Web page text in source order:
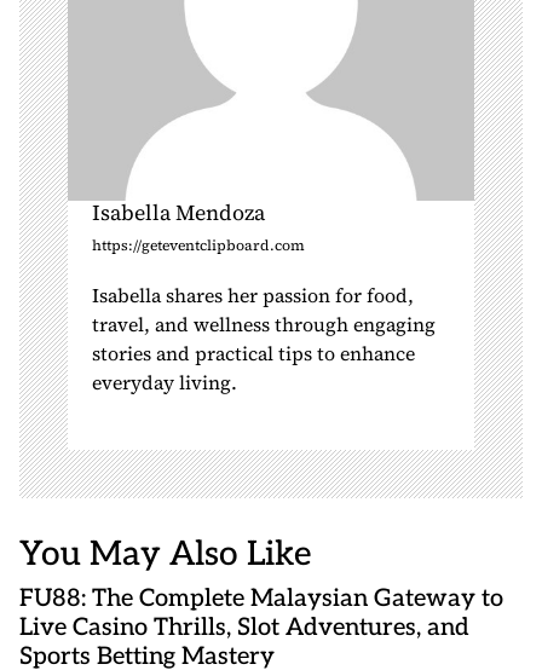
Isabella Mendoza
https://geteventclipboard.com
Isabella shares her passion for food,
travel, and wellness through engaging
stories and practical tips to enhance
everyday living.
You May Also Like
FU88: The Complete Malaysian Gateway to
Live Casino Thrills, Slot Adventures, and
Sports Betting Mastery